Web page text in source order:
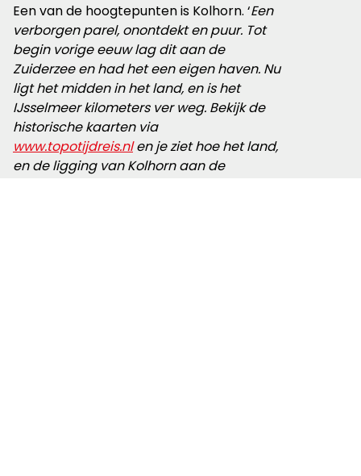
Een van de hoogtepunten is Kolhorn. ‘Een
verborgen parel, onontdekt en puur. Tot
begin vorige eeuw lag dit aan de
Zuiderzee en had het een eigen haven. Nu
ligt het midden in het land, en is het
IJsselmeer kilometers ver weg. Bekijk de
historische kaarten via
www.topotijdreis.nlen je ziet hoe het land,
en de ligging van Kolhorn aan de